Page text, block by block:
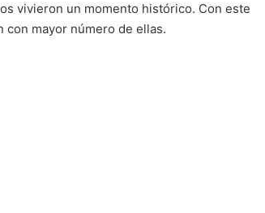
vivieron un momento histórico. Con este
con mayor número de ellas.